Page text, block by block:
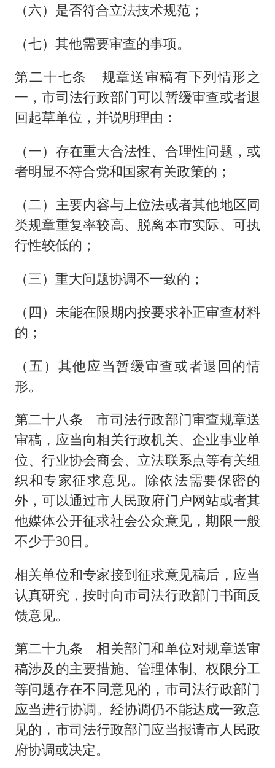
（六）是否符合立法技术规范；
（七）其他需要审查的事项。
第二十七条 规章送审稿有下列情形之
一，市司法行政部门可以暂缓审查或者退
回起草单位，并说明理由：
（一）存在重大合法性、合理性问题，或
者明显不符合党和国家有关政策的；
（二）主要内容与上位法或者其他地区同
类规章重复率较高、脱离本市实际、可执
行性较低的；
（三）重大问题协调不一致的；
（四）未能在限期内按要求补正审查材料
的；
（五）其他应当暂缓审查或者退回的情
形。
第二十八条 市司法行政部门审查规章送
审稿，应当向相关行政机关、企业事业单
位、行业协会商会、立法联系点等有关组
织和专家征求意见。除依法需要保密的
外，可以通过市人民政府门户网站或者其
他媒体公开征求社会公众意见，期限一般
不少于30日。
相关单位和专家接到征求意见稿后，应当
认真研究，按时向市司法行政部门书面反
馈意见。
第二十九条 相关部门和单位对规章送审
稿涉及的主要措施、管理体制、权限分工
等问题存在不同意见的，市司法行政部门
应当进行协调。经协调仍不能达成一致意
见的，市司法行政部门应当报请市人民政
府协调或决定。